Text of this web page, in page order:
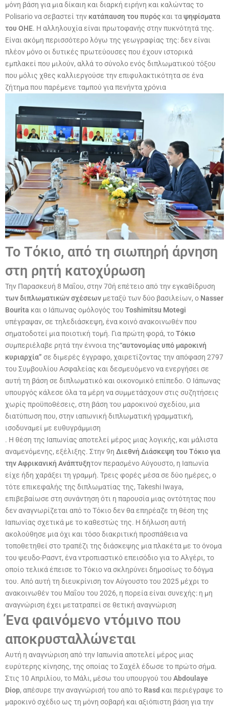
μόνη βάση για μια δίκαιη και διαρκή ειρήνη και καλώντας το
Polisario να σεβαστεί την κατάπαυση του πυρός και τα ψηφίσματα
του ΟΗΕ. Η αλληλουχία είναι πρωτοφανής στην πυκνότητά της.
Είναι ακόμη περισσότερο λόγω της γεωγραφίας της: δεν είναι
πλέον μόνο οι δυτικές πρωτεύουσες που έχουν ιστορικά
εμπλακεί που μιλούν, αλλά το σύνολο ενός διπλωματικού τόξου
που μόλις χθες καλλιεργούσε την επιφυλακτικότητα σε ένα
ζήτημα που παρέμενε ταμπού για πενήντα χρόνια
Το Τόκιο, από τη σιωπηρή άρνηση
στη ρητή κατοχύρωση
Την Παρασκευή 8 Μαΐου, στην 70ή επέτειο από την εγκαθίδρυση
των διπλωματικών σχέσεων μεταξύ των δύο βασιλείων, ο Nasser
Bourita και ο Ιάπωνας ομόλογός του Toshimitsu Motegi
υπέγραψαν, σε τηλεδιάσκεψη, ένα κοινό ανακοινωθέν που
σηματοδοτεί μια ποιοτική τομή. Για πρώτη φορά, τοΤόκιο
συμπεριέλαβε ρητά την έννοια της“αυτονομίας υπό μαροκινή
κυριαρχία” σε διμερές έγγραφο, χαιρετίζοντας την απόφαση 2797
του Συμβουλίου Ασφαλείας και δεσμευόμενο να ενεργήσει σε
αυτή τη βάση σε διπλωματικό και οικονομικό επίπεδο. Ο Ιάπωνας
υπουργός κάλεσε όλα τα μέρη να συμμετάσχουν στις συζητήσεις
χωρίς προϋποθέσεις, στη βάση του μαροκινού σχεδίου, μια
διατύπωση που, στην ιαπωνική διπλωματική γραμματική,
ισοδυναμεί με ευθυγράμμιση
. Η θέση της Ιαπωνίας αποτελεί μέρος μιας λογικής, και μάλιστα
αναμενόμενης, εξέλιξης. Στην 9η Διεθνή Διάσκεψη του Τόκιο για
την Αφρικανική Ανάπτυξητον περασμένο Αύγουστο, η Ιαπωνία
είχε ήδη χαράξει τη γραμμή. Τρεις φορές μέσα σε δύο ημέρες, ο
τότε επικεφαλής της διπλωματίας της, Takeshi Iwaya,
επιβεβαίωσε στη συνάντηση ότι η παρουσία μιας οντότητας που
δεν αναγνωρίζεται από το Τόκιο δεν θα επηρέαζε τη θέση της
Ιαπωνίας σχετικά με το καθεστώς της. Η δήλωση αυτή
ακολούθησε μια όχι και τόσο διακριτική προσπάθεια να
τοποθετηθεί στο τραπέζι της διάσκεψης μια πλακέτα με το όνομα
του ψευδο-Ρασντ, ένα ντροπιαστικό επεισόδιο για το Αλγέρι, το
οποίο τελικά έπεισε το Τόκιο να σκληρύνει δημοσίως το δόγμα
του. Από αυτή τη διευκρίνιση τον Αύγουστο του 2025 μέχρι το
ανακοινωθέν του Μαΐου του 2026, η πορεία είναι συνεχής: η μη
αναγνώριση έχει μετατραπεί σε θετική αναγνώριση
Ένα φαινόμενο ντόμινο που
αποκρυσταλλώνεται
Αυτή η αναγνώριση από την Ιαπωνία αποτελεί μέρος μιας
ευρύτερης κίνησης, της οποίας το Σαχέλ έδωσε το πρώτο σήμα.
Στις 10 Απριλίου, το Μάλι, μέσω του υπουργού του Abdoulaye
Diop, απέσυρε την αναγνώρισή του από το Rasd και περιέγραψε το
μαροκινό σχέδιο ως τη μόνη σοβαρή και αξιόπιστη βάση για την